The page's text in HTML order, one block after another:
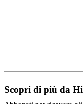
Scopri di più da